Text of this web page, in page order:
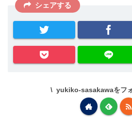
シェアする
yukiko-sasakawaをフ